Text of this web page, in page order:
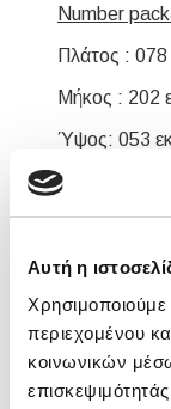
Αυτή η
περιεχομένου
κοινωνικών
Number
Πλάτος : 078
Μήκος : 202
Ύψος: 053
Όγκος : 0,82
Total Weight
Σημείωση:
Το προϊόν
οδηγό